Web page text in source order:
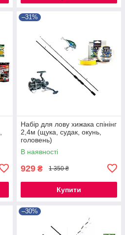
–31%
Набір для лову хижака спінінг
2,4м (щука, судак, окунь,
головень)
В наявності
929 ₴ 1 350 ₴
Купити
–30%